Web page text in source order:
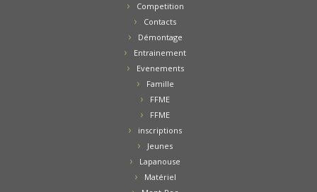
Competition
Contacts
Démontage
Entrainement
Evenements
Famille
FFME
FFME
inscriptions
Jeunes
Lapanouse
Matériel